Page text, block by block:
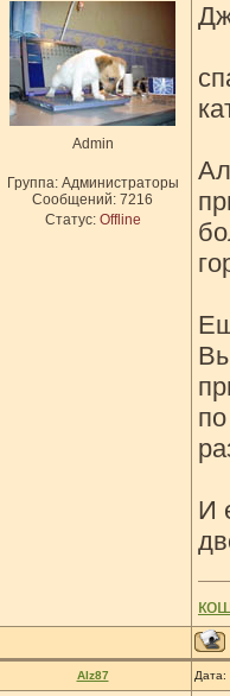
Admin
Группа: Администраторы
Сообщений: 7216
Статус: Offline
И
Alz87 Дата: